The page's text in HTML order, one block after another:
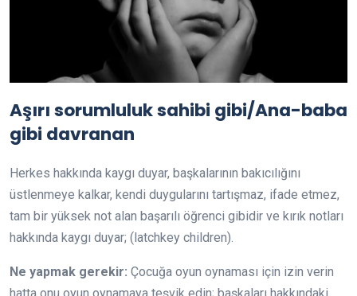
Aşırı sorumluluk sahibi gibi/Ana-baba
gibi davranan
Herkes hakkında kaygı duyar, başkalarının bakıcılığını
üstlenmeye kalkar, kendi duygularını tartışmaz, ifade etmez,
tam bir yüksek not alan başarılı öğrenci gibidir ve kırık notları
hakkında kaygı duyar; (latchkey children).
Ne yapmak gerekir: Çocuğa oyun oynaması için izin verin